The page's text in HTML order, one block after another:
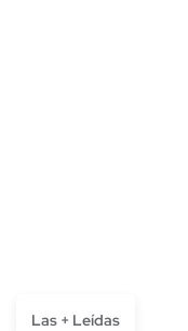
Las + Leídas